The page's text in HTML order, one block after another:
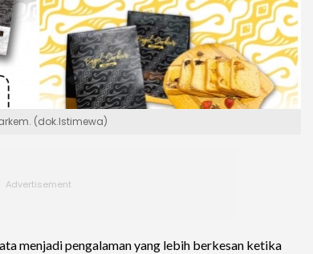
(dok.Istimewa)
menjadi pengalaman yang lebih berkesan ketika